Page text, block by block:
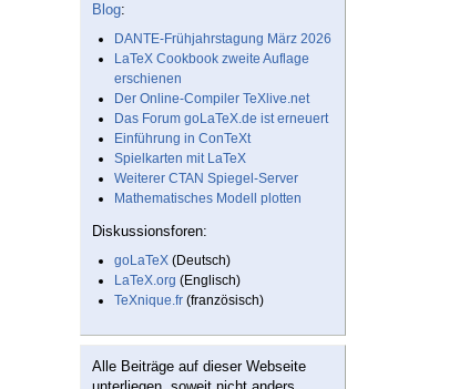
Blog:
DANTE-Frühjahrstagung März 2026
LaTeX Cookbook zweite Auflage
erschienen
Der Online-Compiler TeXlive.net
Das Forum goLaTeX.de ist erneuert
Einführung in ConTeXt
Spielkarten mit LaTeX
Weiterer CTAN Spiegel-Server
Mathematisches Modell plotten
Diskussionsforen:
goLaTeX (Deutsch)
LaTeX.org (Englisch)
TeXnique.fr (französisch)
Alle Beiträge auf dieser Webseite